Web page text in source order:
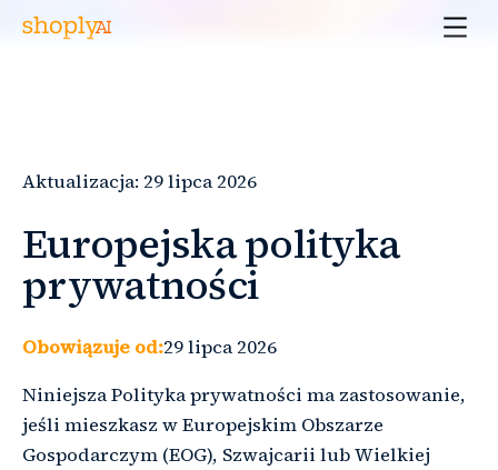
Aktualizacja: 29 lipca 2026
Europejska polityka
prywatności
Obowiązuje od:29 lipca 2026
Niniejsza Polityka prywatności ma zastosowanie,
jeśli mieszkasz w Europejskim Obszarze
Gospodarczym (EOG), Szwajcarii lub Wielkiej